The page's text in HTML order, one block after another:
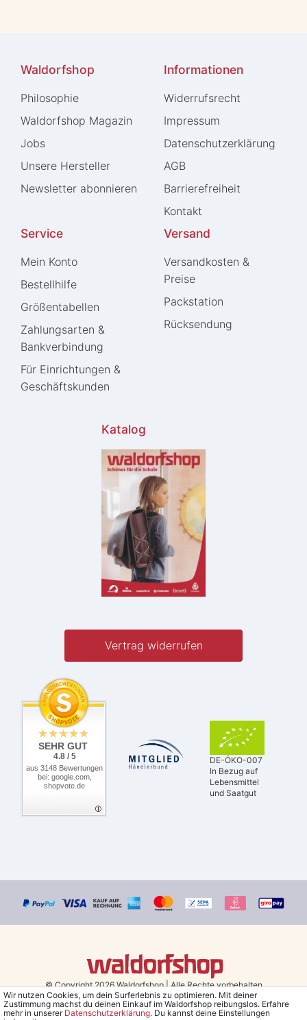
Waldorfshop
Philosophie
Waldorfshop Magazin
Jobs
Unsere Hersteller
Newsletter abonnieren
Informationen
Widerrufs­recht
Impressum
Daten­schutz­erklärung
AGB
Barrierefreiheit
Kontakt
Service
Mein Konto
Bestellhilfe
Größentabellen
Zahlungsarten &
Bankverbindung
Für Einrichtungen &
Geschäftskunden
Versand
Versandkosten &
Preise
Packstation
Rücksendung
Katalog
Vertrag widerrufen
SEHR GUT
4.8 / 5
aus 3148 Bewertungen
bei: google.com,
shopvote.de
DE-ÖKO-007
In Bezug auf
Lebensmittel
und Saatgut
© Copyright 2026 Waldorfshop|Alle Rechte vorbehalten.
Bestellungen mit Prio Versand bis 13 Uhr, garantierter Versand am
Wir nutzen Cookies, um dein Surferlebnis zu optimieren. Mit deiner
Zustimmung machst du deinen Einkauf im Waldorfshop reibungslos. Erfahre
mehr in unserer Daten­schutz­erklärung. Du kannst deine Einstellungen